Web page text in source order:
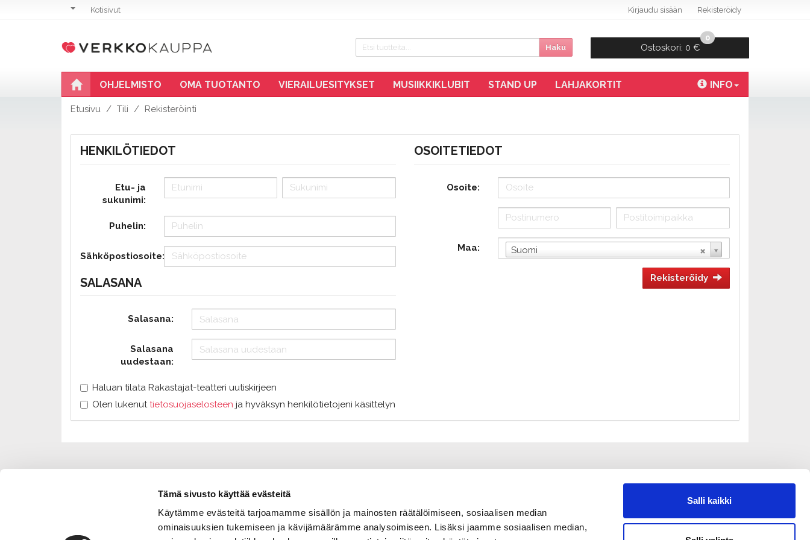
Tämä sivusto käyttää evästeitä
Käytämme evästeitä tarjoamamme sisällön ja mainosten räätälöimiseen, sosiaalisen median
ominaisuuksien tukemiseen ja kävijämäärämme analysoimiseen. Lisäksi jaamme sosiaalisen median,
Salli kaikki
Kotisivut Kirjaudu sisään Rekisteröidy
Haku Ostoskori: 0 €
0
OHJELMISTO OMA TUOTANTO VIERAILUESITYKSET MUSIIKKIKLUBIT STAND UP LAHJAKORTIT INFO
Etusivu Tili Rekisteröinti
HENKILÖTIEDOT
Etu- ja
sukunimi:
Puhelin:
Sähköpostiosoite:
SALASANA
Salasana:
Salasana
uudestaan:
OSOITETIEDOT
Osoite:
Maa: Suomi
Rekisteröidy
Haluan tilata Rakastajat-teatteri uutiskirjeen
Olen lukenuttietosuojaselosteen ja hyväksyn henkilötietojeni käsittelyn